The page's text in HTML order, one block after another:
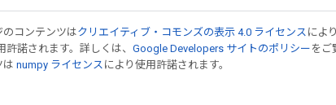
コンテンツはクリエイティブ・コモンズの表示 4.0 ライセンス によ
許諾されます。詳しくは、 Google Developers サイトのポリシー をご
は numpy ライセンス により使用許諾されます。